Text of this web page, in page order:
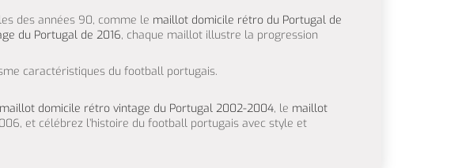
des années 90, comme le maillot domicile rétro du Portugal de
du Portugal de 2016, chaque maillot illustre la progression
caractéristiques du football portugais.
maillot domicile rétro vintage du Portugal 2002-2004, le maillot
et célébrez l’histoire du football portugais avec style et